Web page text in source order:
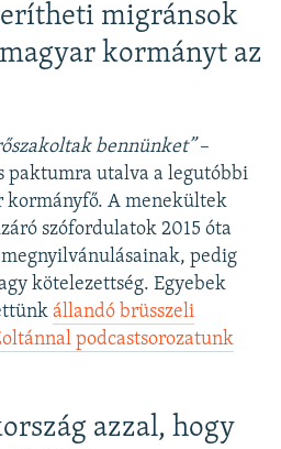
migránsok
kormányt az
bennünket”–
paktumra utalva a legutóbbi
kormányfő. A menekültek
szófordulatok 2015 óta
pedig
kötelezettség. Egyebek
állandó brüsszeli
podcastsorozatunk
azzal, hogy